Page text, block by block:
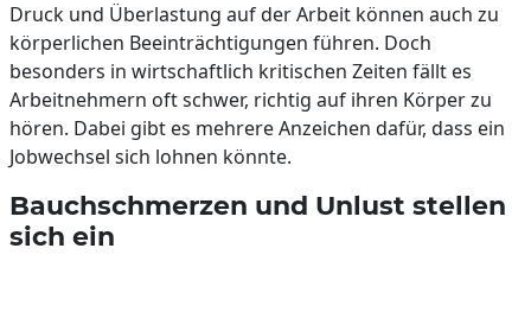
Druck und Überlastung auf der Arbeit können auch zu
körperlichen Beeinträchtigungen führen. Doch
besonders in wirtschaftlich kritischen Zeiten fällt es
Arbeitnehmern oft schwer, richtig auf ihren Körper zu
hören. Dabei gibt es mehrere Anzeichen dafür, dass ein
Jobwechsel sich lohnen könnte.
Bauchschmerzen und Unlust stellen
sich ein